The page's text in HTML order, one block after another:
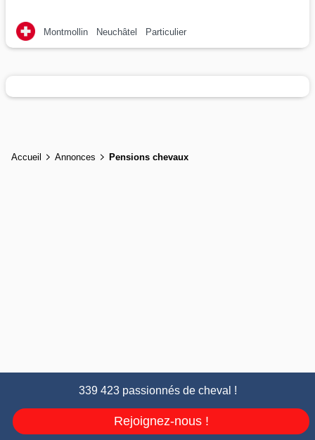
Montmollin Neuchâtel Particulier
Accueil Annonces Pensions chevaux
339 423 passionnés de cheval !
Rejoignez-nous !